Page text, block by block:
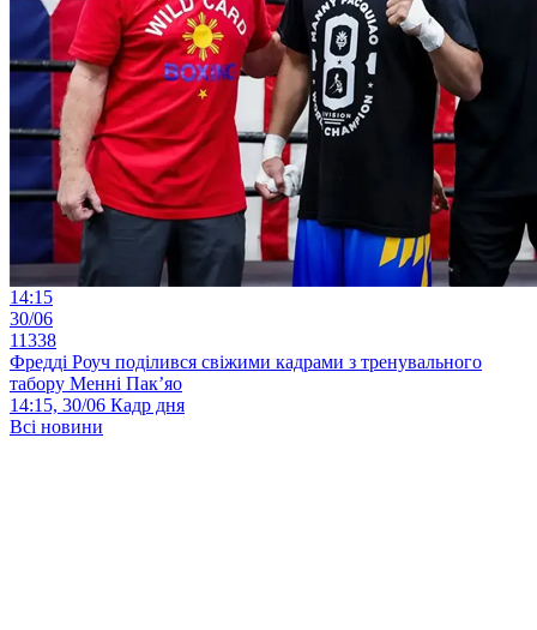
14:15
30/06
11338
Фредді Роуч поділився свіжими кадрами з тренувального
табору Менні Пак’яо
14:15, 30/06 Кадр дня
Всі новини